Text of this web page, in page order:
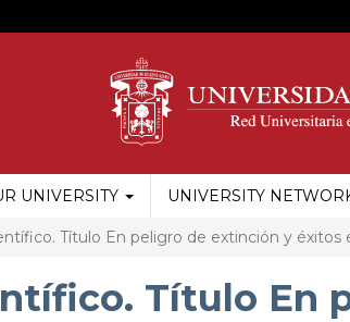
UNIVERSITY UNIVERSITY
Título En peligro de extinción y éxitos
Título En